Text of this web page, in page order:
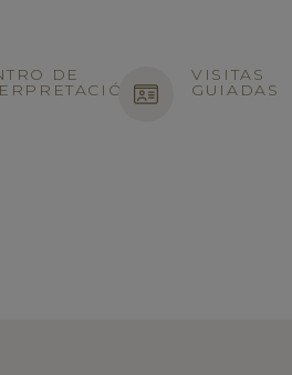
DE VISITAS
GUIADAS